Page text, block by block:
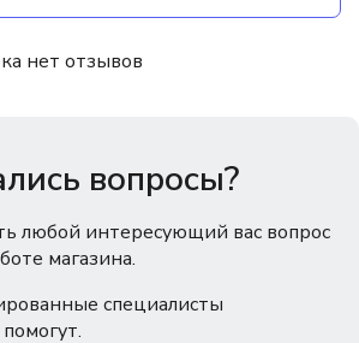
нет отзывов
вопросы?
любой интересующий вас вопрос
магазина.
специалисты